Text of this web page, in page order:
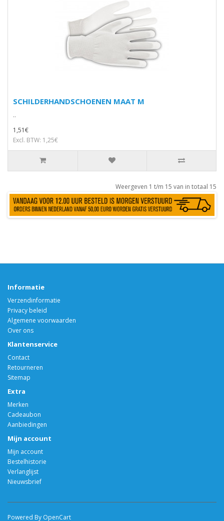
SCHILDERHANDSCHOENEN MAAT M
..
1,51€
Excl. BTW: 1,25€
Weergeven 1 t/m 15 van in totaal 15
Informatie
Verzendinformatie
Privacy beleid
Algemene voorwaarden
Over ons
Klantenservice
Contact
Retourneren
Sitemap
Extra
Merken
Cadeaubon
Aanbiedingen
Mijn account
Mijn account
Bestelhistorie
Verlanglijst
Nieuwsbrief
Powered By OpenCart